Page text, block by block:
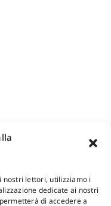
nostri lettori, utilizziamo i
dedicate ai nostri
di accedere a